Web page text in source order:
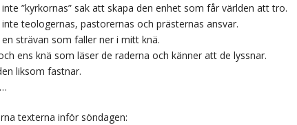
”kyrkornas” sak att skapa den enhet som får världen att tro.
teologernas, pastorernas och prästernas ansvar.
strävan som faller ner i mitt knä.
ens knä som läser de raderna och känner att de lyssnar.
liksom fastnar.
texterna inför söndagen: